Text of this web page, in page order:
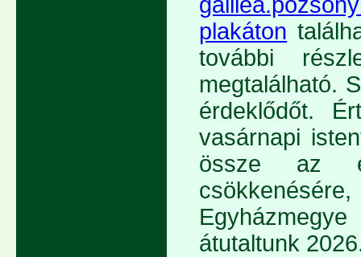
plakáton
további
megtalálható.
érdeklődőt.
vasárnapi
össze az
átutaltunk